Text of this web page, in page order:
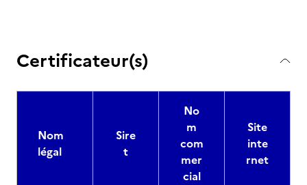
Certificateur(s)
Nom
légal
Sire
t
No
m
com
mer
cial
Site
inte
rnet